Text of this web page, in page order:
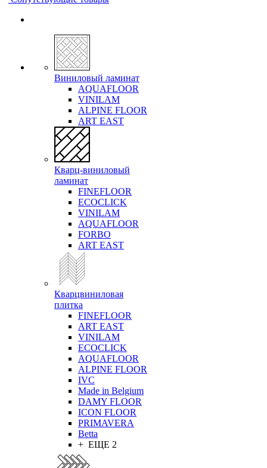
Виниловый ламинат
AQUAFLOOR
VINILAM
ALPINE FLOOR
ART EAST
Кварц-виниловый
ламинат
FINEFLOOR
ECOCLICK
VINILAM
AQUAFLOOR
FORBO
ART EAST
Кварцвиниловая
плитка
FINEFLOOR
ART EAST
VINILAM
ECOCLICK
AQUAFLOOR
ALPINE FLOOR
IVC
Made in Belgium
DAMY FLOOR
ICON FLOOR
PRIMAVERA
Betta
+ ЕЩЕ 2